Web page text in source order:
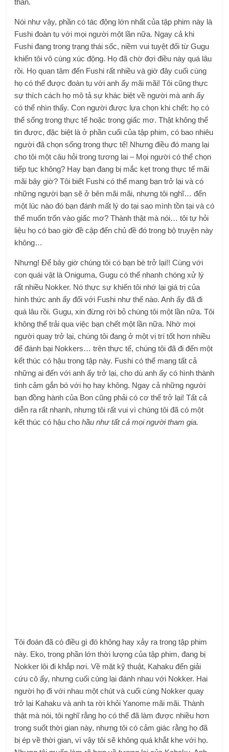
thân.
Nói như vậy, phần có tác động lớn nhất của tập phim này là
Fushi đoàn tụ với mọi người một lần nữa. Ngay cả khi
Fushi đang trong trạng thái sốc, niềm vui tuyệt đối từ Gugu
khiến tôi vô cùng xúc động. Họ đã chờ đợi điều này quá lâu
rồi. Họ quan tâm đến Fushi rất nhiều và giờ đây cuối cùng
họ có thể được đoàn tụ với anh ấy mãi mãi! Tôi cũng thực
sự thích cách họ mô tả sự khác biệt về người mà anh ấy
có thể nhìn thấy. Con người được lựa chọn khi chết: họ có
thể sống trong thực tế hoặc trong giấc mơ. Thật không thể
tin được, đặc biệt là ở phần cuối của tập phim, có bao nhiêu
người đã chọn sống trong thực tế! Nhưng điều đó mang lại
cho tôi một câu hỏi trong tương lai – Mọi người có thể chọn
tiếp tục không? Hay bạn đang bị mắc kẹt trong thực tế mãi
mãi bây giờ? Tôi biết Fushi có thể mang bạn trở lại và có
những người bạn sẽ ở bên mãi mãi, nhưng tôi nghĩ… đến
một lúc nào đó bạn đánh mất lý do tại sao mình tồn tại và có
thể muốn trốn vào giấc mơ? Thành thật mà nói… tôi tự hỏi
liệu họ có bao giờ đề cập đến chủ đề đó trong bộ truyện này
không…
Nhưng! Để bây giờ chúng tôi có bạn bè trở lại!! Cùng với
con quái vật là Oniguma, Gugu có thể nhanh chóng xử lý
rất nhiều Nokker. Nó thực sự khiến tôi nhớ lại giá trị của
hình thức anh ấy đối với Fushi như thế nào. Anh ấy đã đi
quá lâu rồi. Gugu, xin đừng rời bỏ chúng tôi một lần nữa. Tôi
không thể trải qua việc bạn chết một lần nữa. Nhờ mọi
người quay trở lại, chúng tôi đang ở một vị trí tốt hơn nhiều
để đánh bại Nokkers… trên thực tế, chúng tôi đã đi đến một
kết thúc có hậu trong tập này. Fushi có thể mang tất cả
những ai đến với anh ấy trở lại, cho dù anh ấy có hình thành
tình cảm gắn bó với họ hay không. Ngay cả những người
bạn đồng hành của Bon cũng phải có cơ thể trở lại! Tất cả
diễn ra rất nhanh, nhưng tôi rất vui vì chúng tôi đã có một
kết thúc có hậu chohầu như tất cả mọi người tham gia.
Tôi đoán đã có điều gì đó không hay xảy ra trong tập phim
này. Eko, trong phần lớn thời lượng của tập phim, đang bị
Nokker lôi đi khắp nơi. Về mặt kỹ thuật, Kahaku đến giải
cứu cô ấy, nhưng cuối cùng lại đánh nhau với Nokker. Hai
người họ đi với nhau một chút và cuối cùng Nokker quay
trở lại Kahaku và anh ta rời khỏi Yanome mãi mãi. Thành
thật mà nói, tôi nghĩ rằng họ có thể đã làm được nhiều hơn
trong suốt thời gian này, nhưng tôi có cảm giác rằng họ đã
bị ép về thời gian, vì vậy tôi sẽ không quá khắt khe với họ.